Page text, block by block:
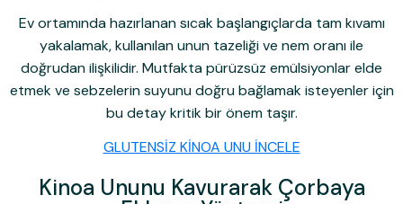
Ev ortamında hazırlanan sıcak başlangıçlarda tam kıvamı
yakalamak, kullanılan unun tazeliği ve nem oranı ile
doğrudan ilişkilidir. Mutfakta pürüzsüz emülsiyonlar elde
etmek ve sebzelerin suyunu doğru bağlamak isteyenler için
bu detay kritik bir önem taşır.
GLUTENSİZ KİNOA UNU İNCELE
Kinoa Ununu Kavurarak Çorbaya